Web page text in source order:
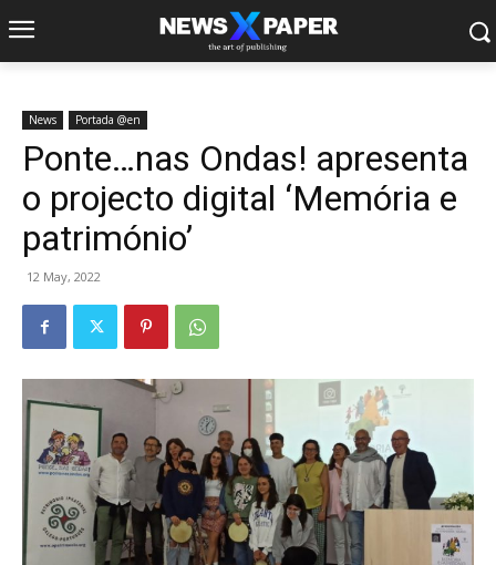
News Portada @en
Ponte…nas Ondas! apresenta
o projecto digital ‘Memória e
património’
12 May, 2022